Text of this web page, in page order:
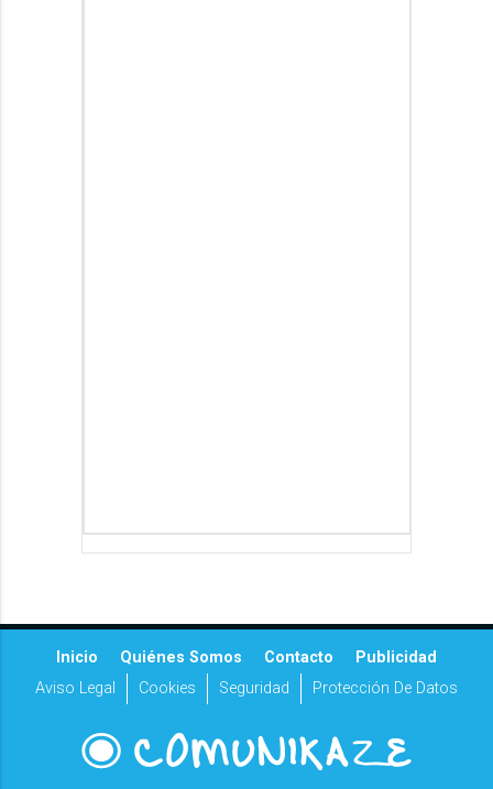
Inicio Quiénes Somos Contacto
Publicidad
Aviso Legal
Cookies Seguridad Protección De Datos